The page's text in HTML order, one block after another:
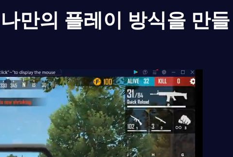
만의 플레이 방식을 만